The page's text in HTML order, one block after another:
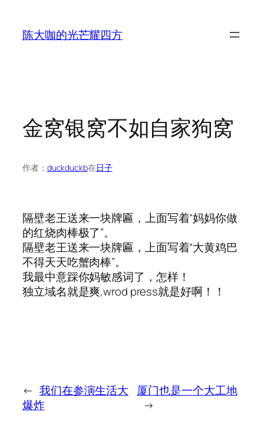
陈大咖的光芒耀四方
金窝银窝不如自家狗窝
作者： duckduckb在日子
隔壁老王送来一块牌匾，上面写着“妈妈你做
的红烧肉棒极了”。
隔壁老王送来一块牌匾，上面写着“大黄鸡巴
不得天天吃蟹肉棒”。
我最中意踩你妈敏感词了，怎样！
独立域名就是爽,wrod press就是好啊！！
← 我们在参演生活大
爆炸
厦门也是一个大工地
→